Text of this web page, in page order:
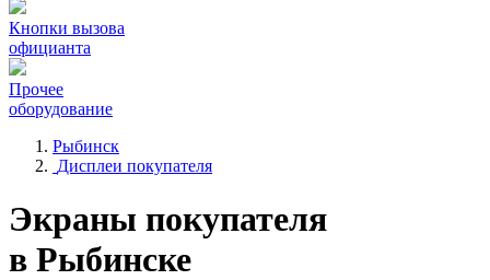
Кнопки вызова
официанта
Прочее
оборудование
Рыбинск
Дисплеи покупателя
Экраны покупателя
в Рыбинске